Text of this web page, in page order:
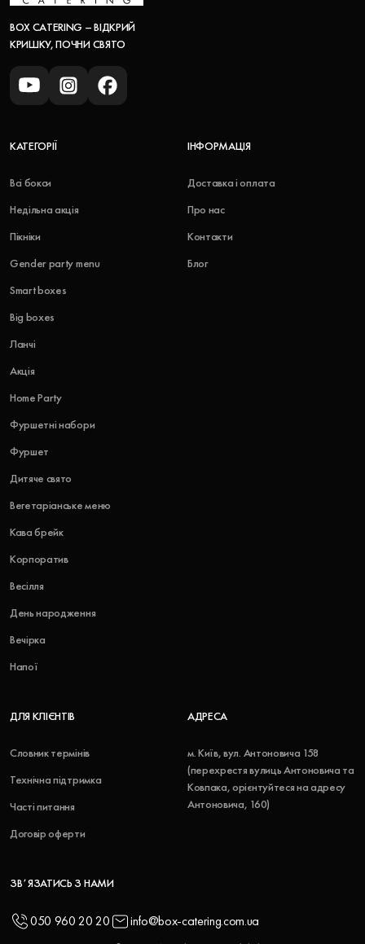
BOX CATERING – ВІДКРИЙ
КРИШКУ, ПОЧНИ СВЯТО
КАТЕГОРІЇ
Всі бокси
Недільна акція
Пікніки
Gender party menu
Smart boxes
Big boxes
Ланчі
Акція
Home Party
Фуршетні набори
Фуршет
Дитяче свято
Вегетаріанське меню
Кава брейк
Корпоратив
Весілля
День народження
Вечірка
Напої
ІНФОРМАЦІЯ
Доставка і оплата
Про нас
Контакти
Блог
ДЛЯ КЛІЄНТІВ
Словник термінів
Технічна підтримка
Часті питання
Договір оферти
АДРЕСА
м. Київ, вул. Антоновича 158
(перехрестя вулиць Антоновича та
Ковпака, орієнтуйтеся на адресу
Антоновича, 160)
ЗВʼЯЗАТИСЬ З НАМИ
050 960 20 20 info@box-catering.com.ua